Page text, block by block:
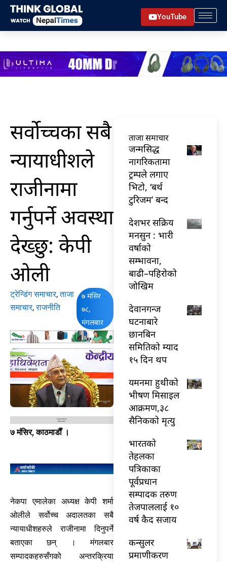
Skip
content
YouTube
सर्वोच्चका सबै
न्यायाधीशले
राजीनामा
गर्नुपर्ने अवस्था
देख्छु: केपी
ओली
ट्रेन्डिंग समाचार,ताजा
समाचार,राजनीति
७ मंसिर
७८,
मंगलबार
७ मंसिर, काठमाडाैँ ।
नेकपा एमालेका अध्यक्ष केपी शर्मा
ओलीले सर्वोच्च अदालतका सबै
न्यायाधीशहरुले राजीनामा दिनुपर्ने
बताएका छन् । मंगलबार
सम्पादकहरुसँगको अन्तरक्रिया
ताजा समाचार
जन्मसिद्ध
नागरिकतामा
ट्रम्पले लगाए
भिटो, ‘बर्थ
टुरिजम’ बन्द
देशभर सक्रिय
मनसुन : भारी
वर्षाको
सम्भावना,
बाढी–पहिरोको
जोखिम
देवानगन्ज
घटनाबारे
छानबिन
समितिको म्याद
१५ दिन थप
यमनमा हुथीको
भीषण मिसाइल
आक्रमण,३८
सैनिकको मृत्यु
भारतकाे
तेहलका
पत्रिकाका
पूर्वप्रधान
सम्पादक तरुण
तेजपाललाई १०
वर्ष कैद सजाय
कन्सुलर
प्रमाणीकरण